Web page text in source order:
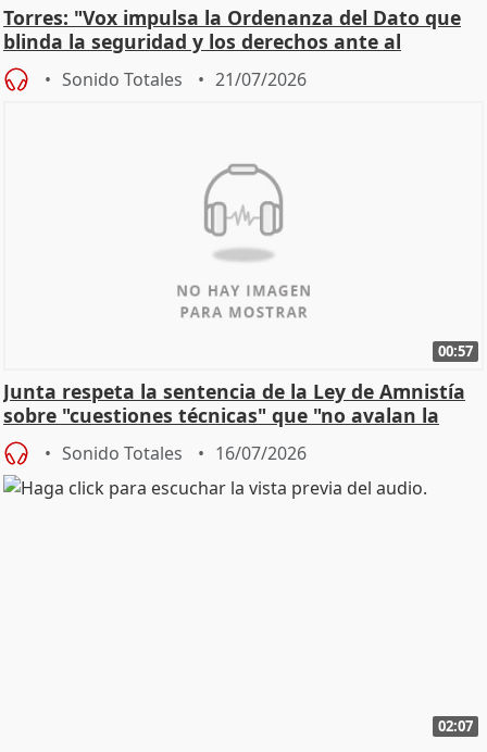
Torres: "Vox impulsa la Ordenanza del Dato que
blinda la seguridad y los derechos ante al
control"
Sonido Totales 21/07/2026
00:57
Junta respeta la sentencia de la Ley de Amnistía
sobre "cuestiones técnicas" que "no avalan la
const
Sonido Totales 16/07/2026
02:07